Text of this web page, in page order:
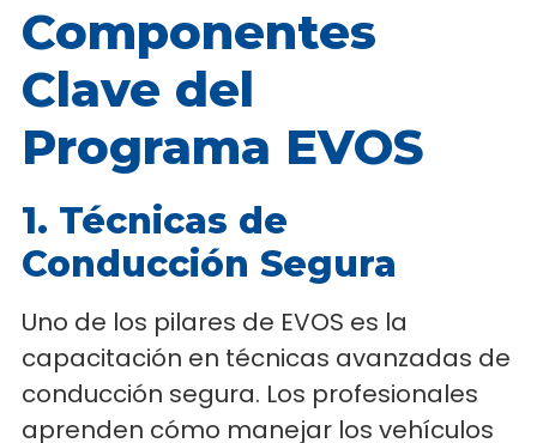
Componentes
Clave del
Programa EVOS
1. Técnicas de
Conducción Segura
Uno de los pilares de EVOS es la
capacitación en técnicas avanzadas de
conducción segura. Los profesionales
aprenden cómo manejar los vehículos